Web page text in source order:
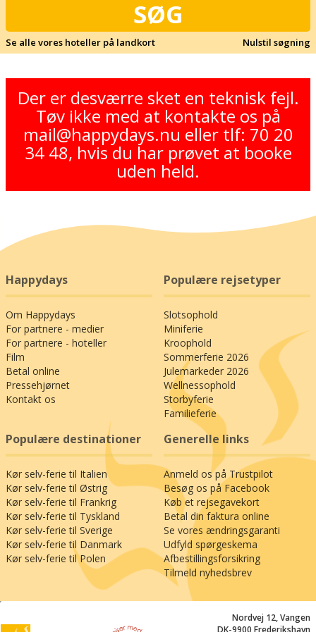
Se alle vores hoteller på landkort Nulstil søgning
Der er desværre sket en teknisk fejl.
Tøv ikke med at kontakte os på
mail@happydays.nu eller tlf: 70 20
34 48, hvis du har prøvet at booke
uden held.
Happydays
Om Happydays
For partnere - medier
For partnere - hoteller
Film
Betal online
Pressehjørnet
Kontakt os
Populære rejsetyper
Slotsophold
Miniferie
Kroophold
Sommerferie 2026
Julemarkeder 2026
Wellnessophold
Storbyferie
Familieferie
Populære destinationer
Kør selv-ferie til Italien
Kør selv-ferie til Østrig
Kør selv-ferie til Frankrig
Kør selv-ferie til Tyskland
Kør selv-ferie til Sverige
Kør selv-ferie til Danmark
Kør selv-ferie til Polen
Generelle links
Anmeld os på Trustpilot
Besøg os på Facebook
Køb et rejsegavekort
Betal din faktura online
Se vores ændringsgaranti
Udfyld spørgeskema
Afbestillingsforsikring
Tilmeld nyhedsbrev
Nordvej 12, Vangen